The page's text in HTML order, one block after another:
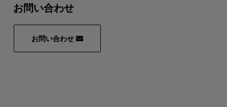
お問い合わせ
お問い合わせ